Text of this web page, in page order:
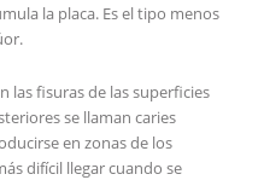
la placa. Es el tipo menos
las fisuras de las superficies
se llaman caries
en zonas de los
difícil llegar cuando se